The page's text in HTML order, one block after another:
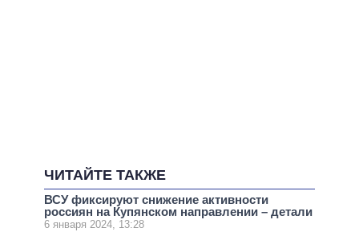
ЧИТАЙТЕ ТАКЖЕ
ВСУ фиксируют снижение активности
россиян на Купянском направлении – детали
6 января 2024, 13:28